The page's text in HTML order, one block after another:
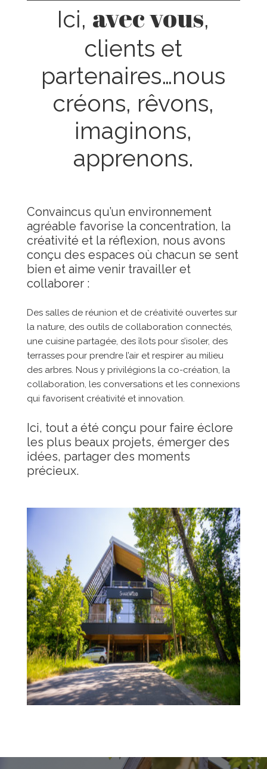
Ici, avec vous,
clients et
partenaires…nous
créons, rêvons,
imaginons,
apprenons.
Convaincus qu’un environnement
agréable favorise la concentration, la
créativité et la réflexion, nous avons
conçu des espaces où chacun se sent
bien et aime venir travailler et
collaborer :
Des salles de réunion et de créativité ouvertes sur
la nature, des outils de collaboration connectés,
une cuisine partagée, des îlots pour s’isoler, des
terrasses pour prendre l’air et respirer au milieu
des arbres. Nous y privilégions la co-création, la
collaboration, les conversations et les connexions
qui favorisent créativité et innovation.
Ici, tout a été conçu pour faire éclore
les plus beaux projets, émerger des
idées, partager des moments
précieux.